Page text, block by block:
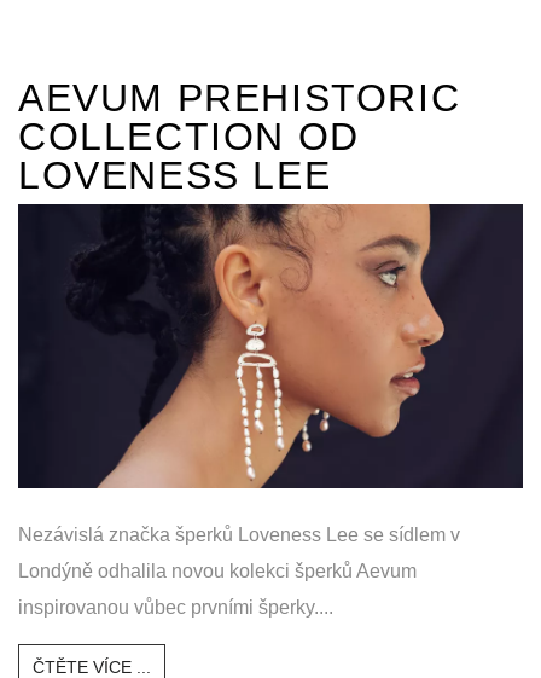
AEVUM PREHISTORIC
COLLECTION OD
LOVENESS LEE
Nezávislá značka šperků Loveness Lee se sídlem v
Londýně odhalila novou kolekci šperků Aevum
inspirovanou vůbec prvními šperky....
ČTĚTE VÍCE ...